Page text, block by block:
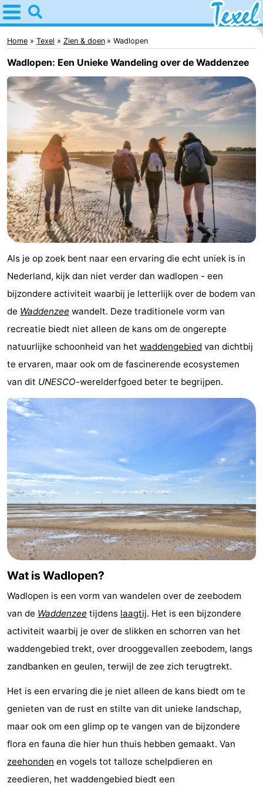
Home
Texel
Tips
Voor
kinderen
Dorpen
Den
Burg
-
Den
Hoorn
-
De
-
Koog
Oudeschild
-
Waal
Oosterend
Natuur
uitkijkpunten
Overnachten
Appartementen
-
en
Zee
De
Vlijt
-
Hoeve
Holland
-
Land
en
Zeezicht
-
Strandhuys
-
Strandplevier
Bed
breakfasts)
Campings
Hotels
't
-
Hoogelandt
Beach
-
Home Texel Zien & doen Wadlopen
Wadlopen: Een Unieke Wandeling over de Waddenzee
Als je op zoek bent naar een ervaring die echt uniek is in
Nederland, kijk dan niet verder dan wadlopen - een
bijzondere activiteit waarbij je letterlijk over de bodem van
de Waddenzee wandelt. Deze traditionele vorm van
recreatie biedt niet alleen de kans om de ongerepte
natuurlijke schoonheid van het waddengebied van dichtbij
te ervaren, maar ook om de fascinerende ecosystemen
van dit UNESCO-werelderfgoed beter te begrijpen.
Wat is Wadlopen?
Wadlopen is een vorm van wandelen over de zeebodem
van de Waddenzee tijdens laagtij. Het is een bijzondere
activiteit waarbij je over de slikken en schorren van het
waddengebied trekt, over drooggevallen zeebodem, langs
zandbanken en geulen, terwijl de zee zich terugtrekt.
Het is een ervaring die je niet alleen de kans biedt om te
genieten van de rust en stilte van dit unieke landschap,
maar ook om een glimp op te vangen van de bijzondere
flora en fauna die hier hun thuis hebben gemaakt. Van
zeehonden en vogels tot talloze schelpdieren en
zeedieren, het waddengebied biedt een